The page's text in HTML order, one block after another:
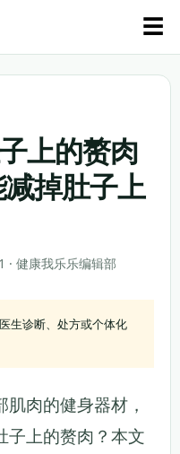
☰
上的赘肉
掉肚子上
· 健康我乐乐编辑部
生诊断、处方或个体化
肉的健身器材，
子上的赘肉？本文